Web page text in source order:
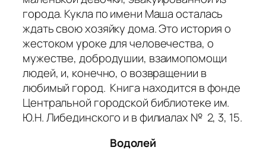
города. Кукла по имени Маша осталась
ждать свою хозяйку дома. Это история о
жестоком уроке для человечества, о
мужестве, добродушии, взаимопомощи
людей, и, конечно, о возвращении в
любимый город. Книга находится в фонде
Центральной городской библиотеке им.
Ю.Н. Либединского и в филиалах № 2, 3, 15.
Водолей